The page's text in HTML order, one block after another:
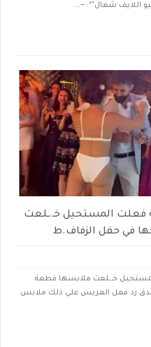
اللايف شغال"*: --...
فعلت المستحيل خـ.ـلعت
في حفل الزفاف.ط
خـ.ـلعت ملابسها قطعة
رد فعل العريس علي ذلك ملابس